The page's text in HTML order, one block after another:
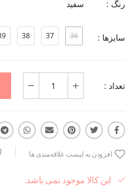
رنگ : سفید
سایزها : 36
37
38
تعداد :
افزودن به لیست علاقه‌مندی ها
این کالا موجود نمی باشد.